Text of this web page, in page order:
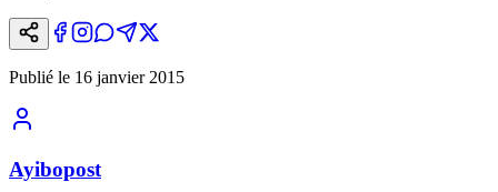
Publié le 16 janvier 2015
Ayibopost